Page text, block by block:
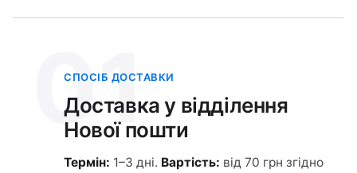
01
СПОСІБ ДОСТАВКИ
Доставка у відділення
Нової пошти
Термін: 1–3 дні. Вартість: від 70 грн згідно